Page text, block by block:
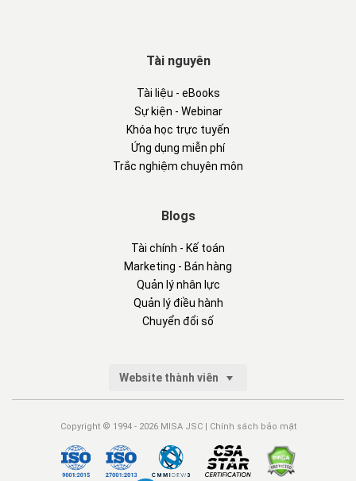
Tài nguyên
Tài liệu - eBooks
Sự kiện - Webinar
Khóa học trực tuyến
Ứng dụng miễn phí
Trắc nghiệm chuyên môn
Blogs
Tài chính - Kế toán
Marketing - Bán hàng
Quản lý nhân lực
Quản lý điều hành
Chuyển đổi số
Website thành viên
Copyright © 1994 - 2026 MISA JSC | Chính sách bảo mật